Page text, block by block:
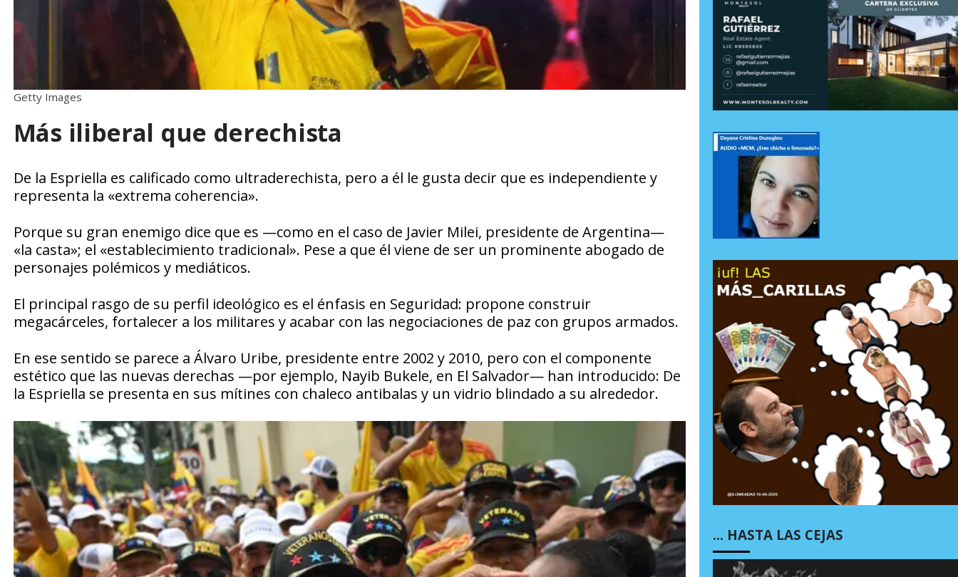
Getty Images
Más iliberal que derechista
De la Espriella es calificado como ultraderechista, pero a él le gusta decir que es independiente y
representa la «extrema coherencia».
Porque su gran enemigo dice que es —como en el caso de Javier Milei, presidente de Argentina—
«la casta»; el «establecimiento tradicional». Pese a que él viene de ser un prominente abogado de
personajes polémicos y mediáticos.
El principal rasgo de su perfil ideológico es el énfasis en Seguridad: propone construir
megacárceles, fortalecer a los militares y acabar con las negociaciones de paz con grupos armados.
En ese sentido se parece a Álvaro Uribe, presidente entre 2002 y 2010, pero con el componente
estético que las nuevas derechas —por ejemplo, Nayib Bukele, en El Salvador— han introducido: De
la Espriella se presenta en sus mítines con chaleco antibalas y un vidrio blindado a su alrededor.
… HASTA LAS CEJAS